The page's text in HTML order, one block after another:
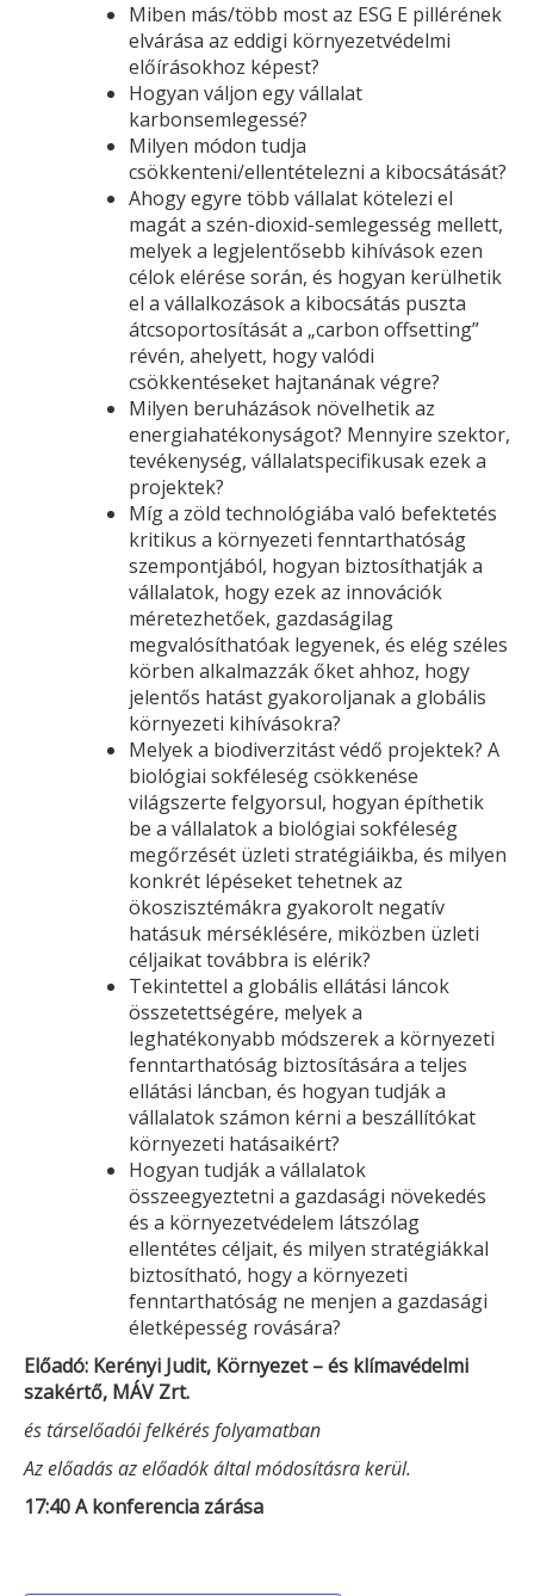
Miben más/több most az ESG E pillérének
elvárása az eddigi környezetvédelmi
előírásokhoz képest?
Hogyan váljon egy vállalat
karbonsemlegessé?
Milyen módon tudja
csökkenteni/ellentételezni a kibocsátását?
Ahogy egyre több vállalat kötelezi el
magát a szén-dioxid-semlegesség mellett,
melyek a legjelentősebb kihívások ezen
célok elérése során, és hogyan kerülhetik
el a vállalkozások a kibocsátás puszta
átcsoportosítását a „carbon offsetting”
révén, ahelyett, hogy valódi
csökkentéseket hajtanának végre?
Milyen beruházások növelhetik az
energiahatékonyságot? Mennyire szektor,
tevékenység, vállalatspecifikusak ezek a
projektek?
Míg a zöld technológiába való befektetés
kritikus a környezeti fenntarthatóság
szempontjából, hogyan biztosíthatják a
vállalatok, hogy ezek az innovációk
méretezhetőek, gazdaságilag
megvalósíthatóak legyenek, és elég széles
körben alkalmazzák őket ahhoz, hogy
jelentős hatást gyakoroljanak a globális
környezeti kihívásokra?
Melyek a biodiverzitást védő projektek? A
biológiai sokféleség csökkenése
világszerte felgyorsul, hogyan építhetik
be a vállalatok a biológiai sokféleség
megőrzését üzleti stratégiáikba, és milyen
konkrét lépéseket tehetnek az
ökoszisztémákra gyakorolt negatív
hatásuk mérséklésére, miközben üzleti
céljaikat továbbra is elérik?
Tekintettel a globális ellátási láncok
összetettségére, melyek a
leghatékonyabb módszerek a környezeti
fenntarthatóság biztosítására a teljes
ellátási láncban, és hogyan tudják a
vállalatok számon kérni a beszállítókat
környezeti hatásaikért?
Hogyan tudják a vállalatok
összeegyeztetni a gazdasági növekedés
és a környezetvédelem látszólag
ellentétes céljait, és milyen stratégiákkal
biztosítható, hogy a környezeti
fenntarthatóság ne menjen a gazdasági
életképesség rovására?
Előadó: Kerényi Judit, Környezet – és klímavédelmi
szakértő, MÁV Zrt.
és társelőadói felkérés folyamatban
Az előadás az előadók által módosításra kerül.
17:40 A konferencia zárása